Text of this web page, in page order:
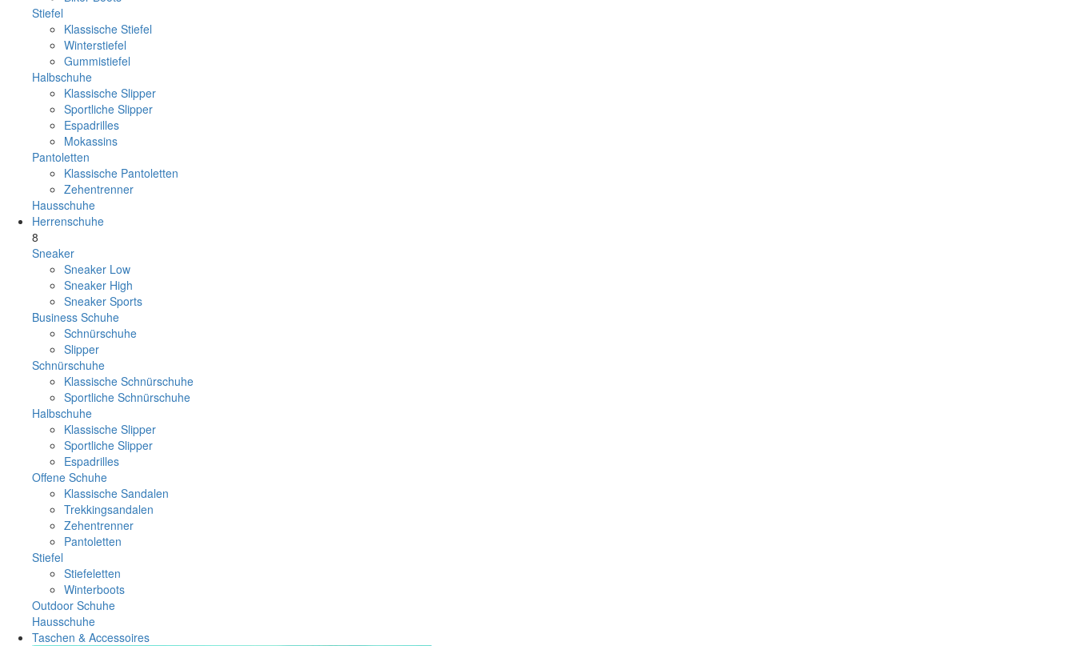
Stiefel
Klassische Stiefel
Winterstiefel
Gummistiefel
Halbschuhe
Klassische Slipper
Sportliche Slipper
Espadrilles
Mokassins
Pantoletten
Klassische Pantoletten
Zehentrenner
Hausschuhe
Herrenschuhe
8
Sneaker
Sneaker Low
Sneaker High
Sneaker Sports
Business Schuhe
Schnürschuhe
Slipper
Schnürschuhe
Klassische Schnürschuhe
Sportliche Schnürschuhe
Halbschuhe
Klassische Slipper
Sportliche Slipper
Espadrilles
Offene Schuhe
Klassische Sandalen
Trekkingsandalen
Zehentrenner
Pantoletten
Stiefel
Stiefeletten
Winterboots
Outdoor Schuhe
Hausschuhe
Taschen & Accessoires